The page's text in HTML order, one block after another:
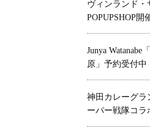
ヴィンランド
POPUPSHOP開
Junya Watanabe
原」予約受付中
神田カレーグ
ーパー戦隊コラ